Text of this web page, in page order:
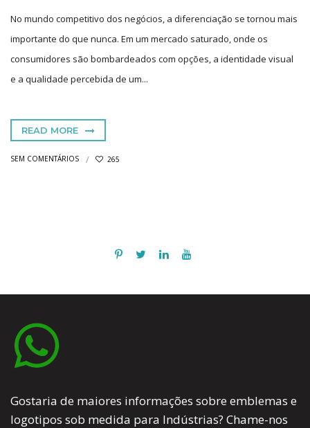
No mundo competitivo dos negócios, a diferenciação se tornou mais
importante do que nunca. Em um mercado saturado, onde os
consumidores são bombardeados com opções, a identidade visual
e a qualidade percebida de um...
READ MORE
SEM COMENTÁRIOS 265
Gostaria de maiores informações sobre emblemas e
logotipos sob medida para Indústrias? Chame-nos